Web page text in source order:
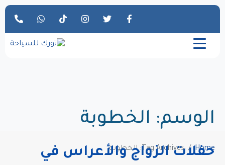
الوسم: الخطوبة
Home Tag Archives: الخطوبة
حفلات الزواج والأعراس في